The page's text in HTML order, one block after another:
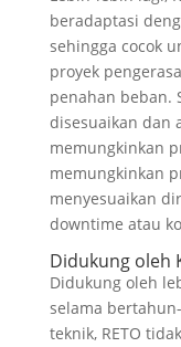
beradaptasi
sehingga cocok
proyek
penahan beban.
disesuaikan dan
memungkinkan
memungkinkan
menyesuaikan
downtime atau
Didukung oleh
Didukung oleh
selama
teknik, RETO